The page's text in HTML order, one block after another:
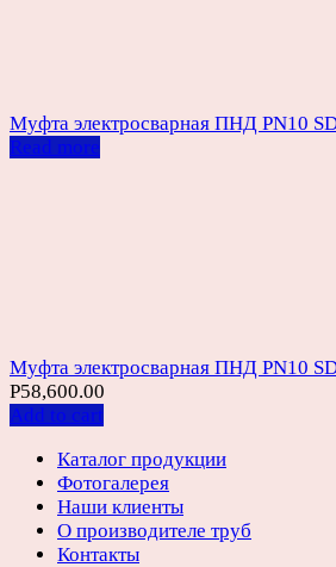
Муфта электросварная ПНД PN10
Read more
Муфта электросварная ПНД PN10
Р58,600.00
Add to cart
Каталог продукции
Фотогалерея
Наши клиенты
О производителе труб
Контакты